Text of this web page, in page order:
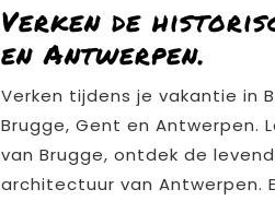
Verken de
en Antwerpen.
Verken tijdens je vakantie in
Brugge, Gent en Antwerpen.
van Brugge, ontdek de
architectuur van Antwerpen.